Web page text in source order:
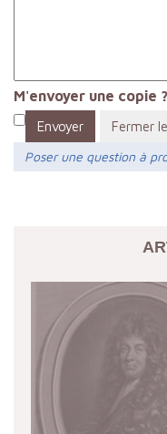
M'envoyer une copie ?
Envoyer
Fermer
Poser une question à